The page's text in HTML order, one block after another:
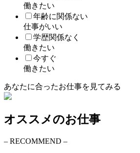
働きたい
年齢に関係ない
仕事がいい
学歴関係なく
働きたい
今すぐ
働きたい
あなたに合ったお仕事を見てみる
オススメのお仕事
– RECOMMEND –